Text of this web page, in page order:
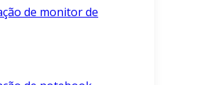
de monitor de